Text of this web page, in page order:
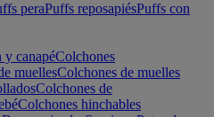
peraPuffs reposapiésPuffs con
y canapéColchones
muellesColchones de muelles
Colchones de
Colchones hinchables